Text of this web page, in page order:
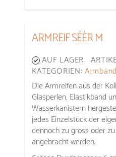
ARMREIF SÉÈR M
AUF LAGER
KATEGORIEN:
Die Armreifen aus der
Glasperlen, Elastikband
Wasserkanistern
jedes Einzelstück der
dennoch zu gross oder
angebracht werden.